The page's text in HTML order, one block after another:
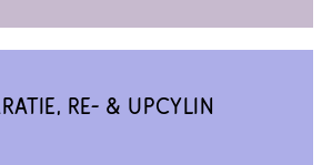
RE- & UPCYLIN